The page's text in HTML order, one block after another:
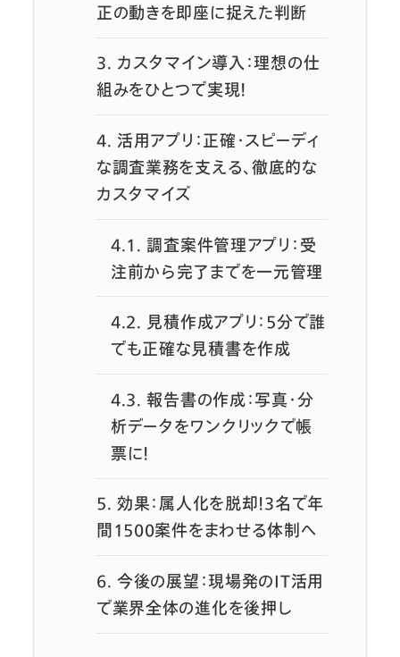
正の動きを即座に捉えた判断
3. カスタマイン導入：理想の仕
組みをひとつで実現！
4. 活用アプリ：正確・スピーディ
な調査業務を支える、徹底的な
カスタマイズ
4.1.調査案件管理アプリ：受
注前から完了までを一元管理
4.2. 見積作成アプリ：5分で誰
でも正確な見積書を作成
4.3.報告書の作成：写真・分
析データをワンクリックで帳
票に！
5.効果：属人化を脱却！3名で年
間1500案件をまわせる体制へ
6.今後の展望：現場発のIT活用
で業界全体の進化を後押し